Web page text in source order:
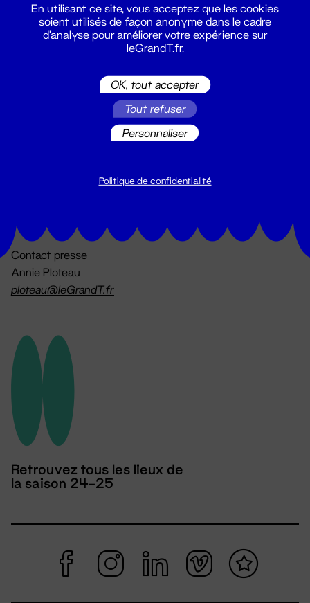
billetterie@leGrandT.fr
Du lundi au vendredi 14h → 18h
Contact presse
Annie Ploteau
ploteau@leGrandT.fr
Retrouvez tous les lieux de
la saison 24-25
En utilisant ce site, vous acceptez que les cookies
soient utilisés de façon anonyme dans le cadre
d'analyse pour améliorer votre expérience sur
leGrandT.fr.
OK, tout accepter
Tout refuser
Personnaliser
Politique de confidentialité